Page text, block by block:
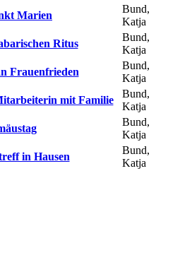
Marien
Bund,
Katja
Ritus
Bund,
Katja
Frauenfrieden
Bund,
Katja
mit Familie
Bund,
Katja
Bund,
Katja
in Hausen
Bund,
Katja